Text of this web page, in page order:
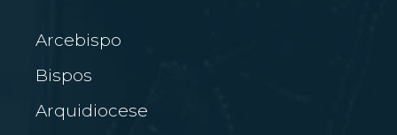
Arcebispo
Bispos
Arquidiocese